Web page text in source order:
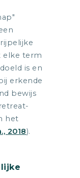
elke term
is en
erkende
bewijs
het
2018).